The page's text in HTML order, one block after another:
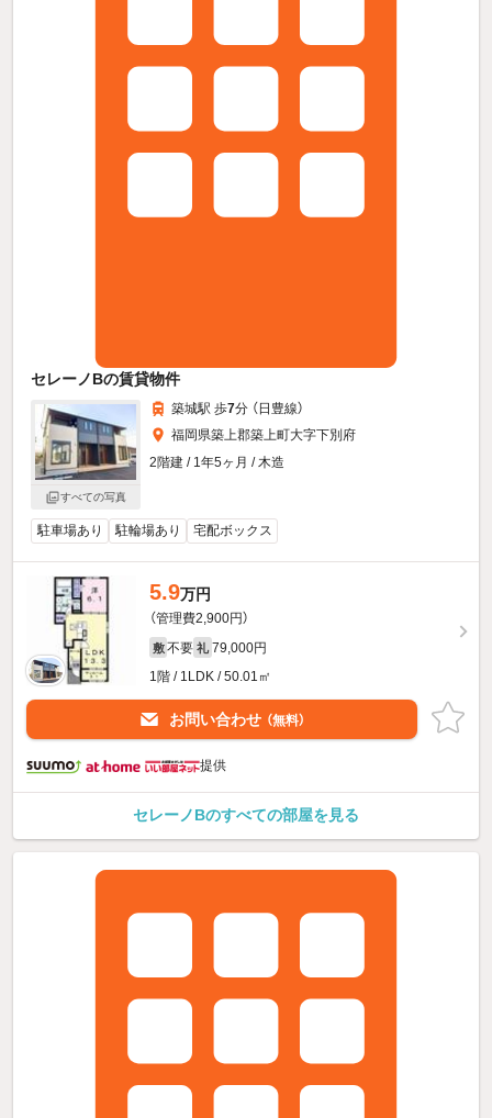
セレーノBの賃貸物件
すべての写真
築城駅 歩7分 （日豊線）
福岡県築上郡築上町大字下別府
2階建 / 1年5ヶ月 / 木造
駐車場あり 駐輪場あり 宅配ボックス
5.9万円
（管理費2,900円）
敷 不要 礼 79,000円
1階 / 1LDK / 50.01㎡
お問い合わせ （無料）
提供
セレーノBのすべての部屋を見る